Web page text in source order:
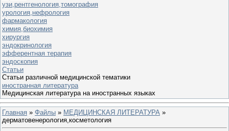
узи,рентгенология,томография
урология,нефрология
фармакология
химия,биохимия
хирургия
эндокринология
эфферентная терапия
эндоскопия
Статьи
Статьи различной медицинской тематики
иностранная литература
Медицинская литература на иностранных языках
Главная » Файлы » МЕДИЦИНСКАЯ ЛИТЕРАТУРА »
дерматовенерология,косметология